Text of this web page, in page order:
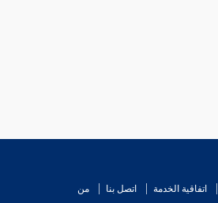
اتفاقية الخدمة اتصل بنا
من